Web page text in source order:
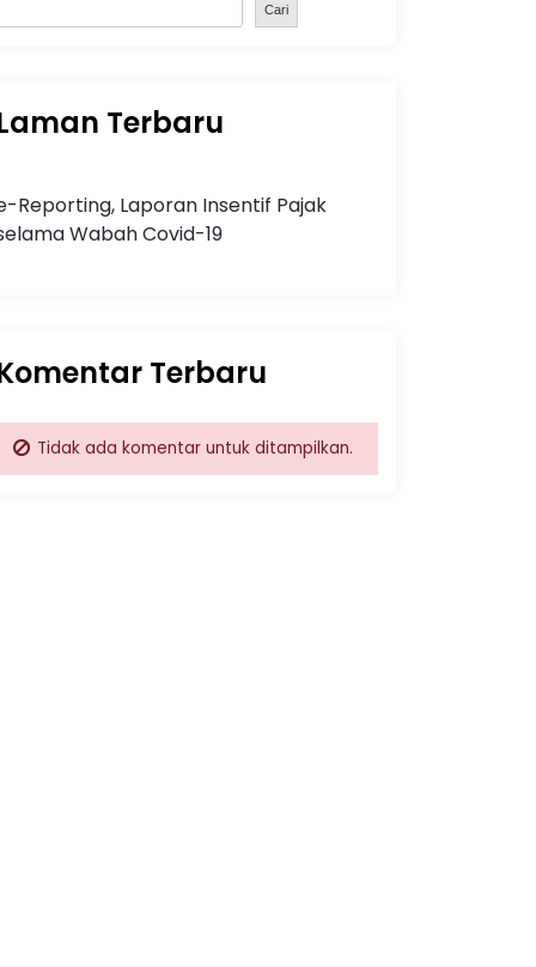
Cari
Terbaru
Reporting, Laporan Insentif Pajak
Wabah Covid-19
Terbaru
Tidak ada komentar untuk ditampilkan.